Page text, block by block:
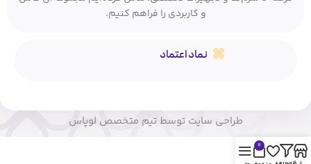
و کاربردی را فراهم کنیم.
نماد اعتماد
طراحی سایت توسط تیم متخصص لوپاس
0